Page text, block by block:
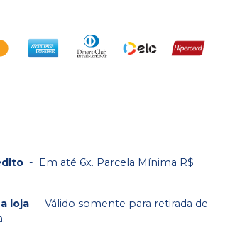
- Em até 6x. Parcela Mínima R$
loja - Válido somente para retirada de